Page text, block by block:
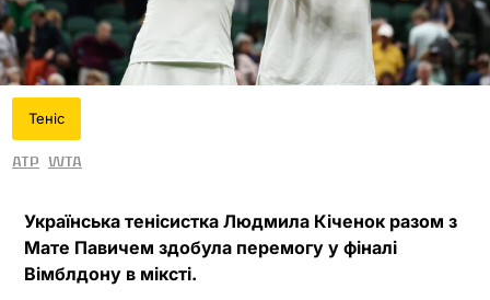
Теніс
ATP WTA
Українська тенісистка Людмила Кіченок разом з
Мате Павичем здобула перемогу у фіналі
Вімблдону в міксті.